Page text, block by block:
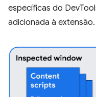
específicas do
adicionada à extensão.